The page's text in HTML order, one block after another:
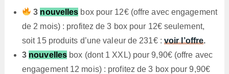
3 nouvelles box pour 12€ (offre avec engagement
de 2 mois) : profitez de 3 box pour 12€ seulement,
soit 15 produits d’une valeur de 231€ : voir l’offre.
3 nouvelles box (dont 1 XXL) pour 9,90€ (offre avec
engagement 12 mois) : profitez de 3 box pour 9,90€